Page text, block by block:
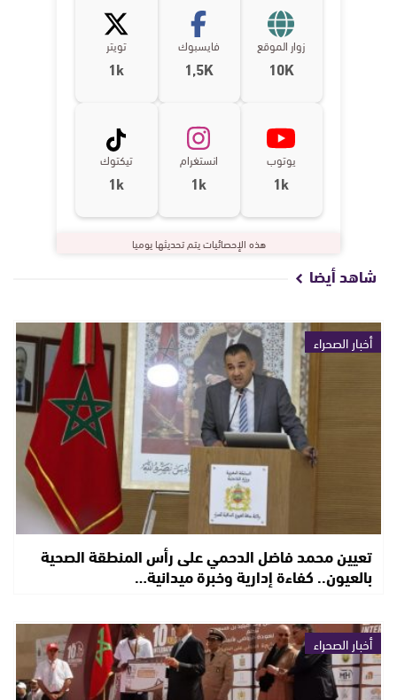
زوار الموقع
10K
فايسبوك
1,5K
تويتر
1k
يوتوب
1k
انستغرام
1k
تيكتوك
1k
هذه الإحصائيات يتم تحديثها يوميا
شاهد أيضا
أخبار الصحراء
تعيين محمد فاضل الدحمي على رأس المنطقة الصحية
بالعيون.. كفاءة إدارية وخبرة ميدانية…
أخبار الصحراء